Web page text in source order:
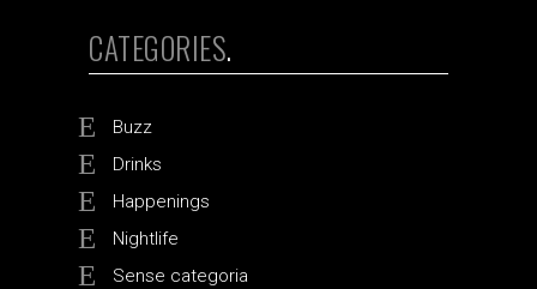
CATEGORIES
Buzz
Drinks
Happenings
Nightlife
Sense categoria